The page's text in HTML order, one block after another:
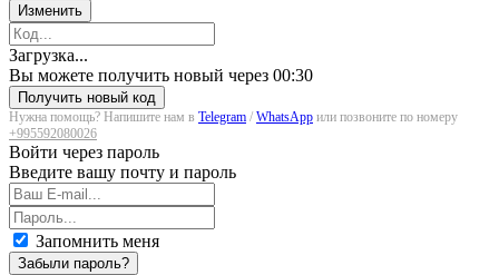
Изменить
Загрузка...
Вы можете получить новый через 00:30
Получить новый код
Нужна помощь? Напишите нам в Telegram / WhatsApp или позвоните по номеру
+995592080026
Войти через пароль
Введите вашу почту и пароль
Запомнить меня
Забыли пароль?